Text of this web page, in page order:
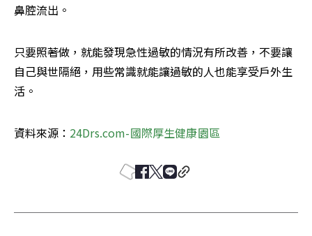
鼻腔流出。
只要照著做，就能發現急性過敏的情況有所改善，不要讓
自己與世隔絕，用些常識就能讓過敏的人也能享受戶外生
活。
資料來源： 24Drs.com-國際厚生健康園區